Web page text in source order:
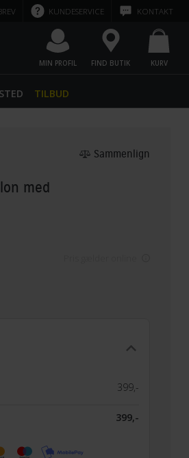
KUNDESERVICE KONTAKT
MIN PROFIL FIND BUTIK KURV
TILBUD
med
Sammenlign
399,-
399,-